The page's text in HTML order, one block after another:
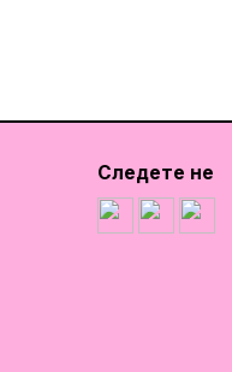
Следете не